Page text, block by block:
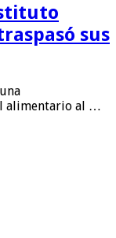
sus
alimentario al …